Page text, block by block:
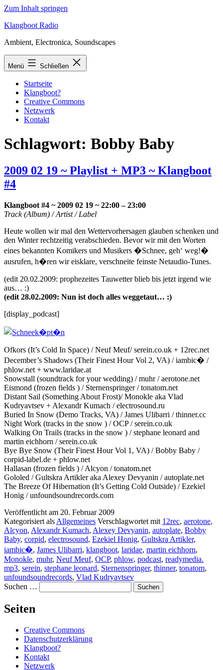
Zum Inhalt springen
Klangboot Radio
Ambient, Electronica, Soundscapes
Menü Schließen
Startseite
Klangboot?
Creative Commons
Netzwerk
Kontakt
Schlagwort: Bobby Baby
2009 02 19 ~ Playlist + MP3 ~ Klangboot
#4
Klangboot #4 ~ 2009 02 19 ~ 22:00 – 23:00
Track (Album) / Artist / Label
Heute wollen wir mal den Wettervorhersagen glauben schenken und
den Winter rechtzeitig verabschieden. Bevor wir mit den Worten
eines bekannten Komikers und Musikers �Schnee, geh‘ weg!�
ausrufen, h�ren wir eisklare, verschneite feinste Netaudio-Tunes.
(edit 20.02.2009: prophezeites Tauwetter blieb bis jetzt irgend wie
aus… :)
(edit 28.02.2009: Nun ist doch alles weggetaut… :)
[display_podcast]
Ofkors (It’s Cold In Space) / Neuf Meuf/ serein.co.uk + 12rec.net
December’s Shadows (Their Finest Hour Vol 2, VA) / iambic� /
phlow.net + www.laridae.at
Snowstall (soundtrack for your wedding) / muhr / aerotone.net
Eismond (frozen fields ) / Sternenspringer / tonatom.net
Distant Sail (Something About Frost)/ Monokle aka Vlad
Kudryavtsev + Alexandr Kumach / electrosound.ru
Buried In Snow (Demo Tracks, VA) / James Ulibarri / thinner.cc
Night Work (tracks in the snow ) / OCP / serein.co.uk
Walking On Trails (tracks in the snow ) / stephane leonard and
martin eichhorn / serein.co.uk
Bye Bye Snow (Their Finest Hour Vol 1, VA) / Bobby Baby /
corpid-label.de + phlow.net
Hallasan (frozen fields ) / Alcyon / tonatom.net
Gololed / Gultskra Artikler aka Alexey Devyanin / autoplate.net
The Breeze Of Hibernation (It’s Getting Cold Outside) / Ezekiel
Honig / unfoundsoundrecords.com
Veröffentlicht am 20. Februar 2009
Kategorisiert als Allgemeines Verschlagwortet mit 12rec, aerotone,
Alcyon, Alexandr Kumach, Alexey Devyanin, autoplate, Bobby
Baby, corpid, electrosound, Ezekiel Honig, Gultskra Artikler,
iambic�, James Ulibarri, klangboot, laridae, martin eichhorn,
Monokle, muhr, Neuf Meuf, OCP, phlow, podcast, readymedia.
mp3, serein, stephane leonard, Sternenspringer, thinner, tonatom,
unfoundsoundrecords, Vlad Kudryavtsev
Suchen …
Seiten
Creative Commons
Datenschutzerklärung
Klangboot?
Kontakt
Netzwerk